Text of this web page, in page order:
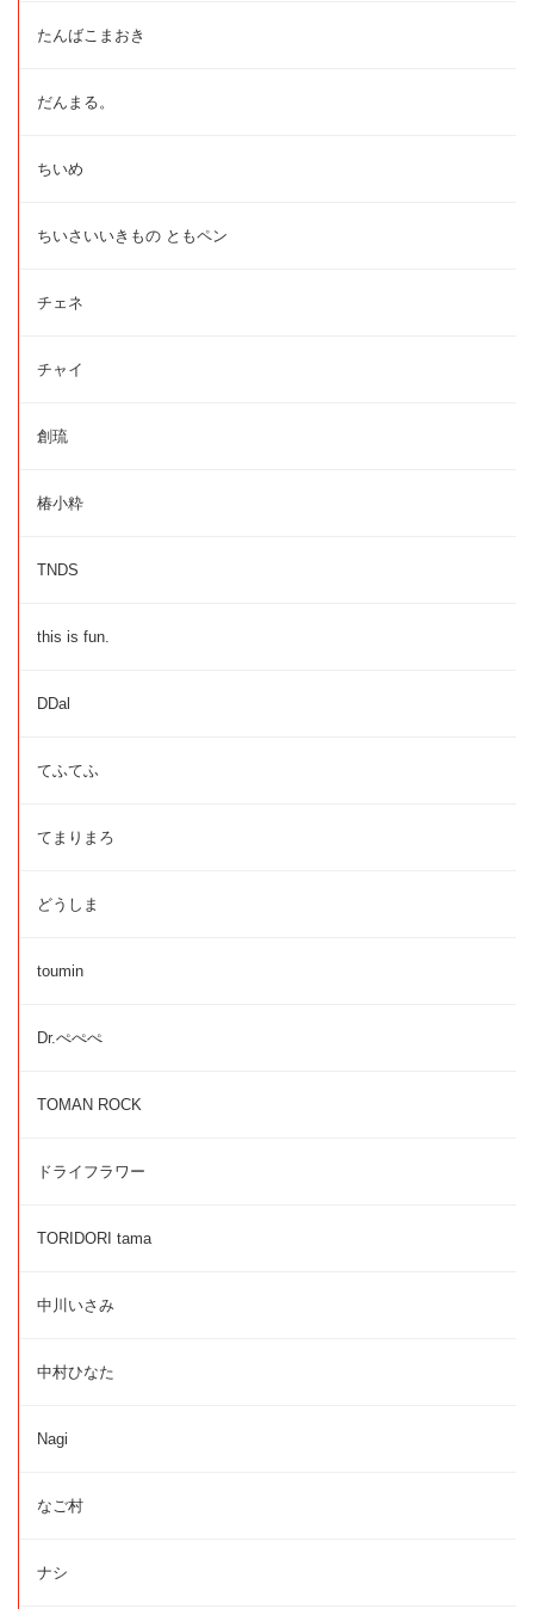
たんばこまおき
だんまる。
ちいめ
ちいさいいきもの ともペン
チェネ
チャイ
創琉
椿小粋
TNDS
this is fun.
DDal
てふてふ
てまりまろ
どうしま
toumin
Dr.ぺぺぺ
TOMAN ROCK
ドライフラワー
TORIDORI tama
中川いさみ
中村ひなた
Nagi
なご村
ナシ